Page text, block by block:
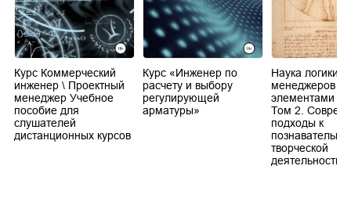
Курс Коммерческий
инженер \ Проектный
менеджер Учебное
пособие для
слушателей
дистанционных курсов
Курс «Инженер по
расчету и выбору
регулирующей
арматуры»
Наука логики
менеджеров с
элементами
Том 2.
подходы к
познавательно-
творческой
деятельности